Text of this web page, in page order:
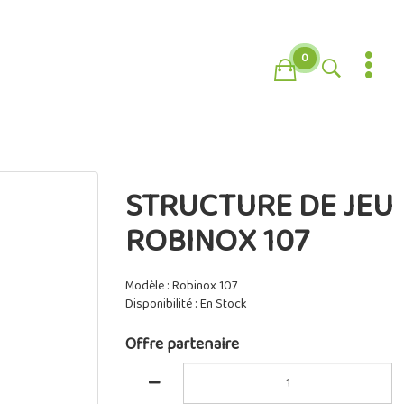
0
STRUCTURE DE JEU
ROBINOX 107
Modèle : Robinox 107
Disponibilité : En Stock
Offre partenaire